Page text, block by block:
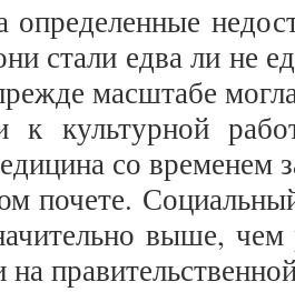
стали едва ли не
масштабе
к культурной
со временем
почете.
выше,
на